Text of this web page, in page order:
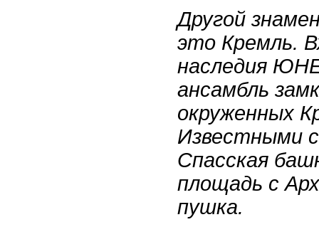
Другой
это Кремль.
наследия
ансамбль
окруженных
Известными
Спасская
площадь с
пушка.